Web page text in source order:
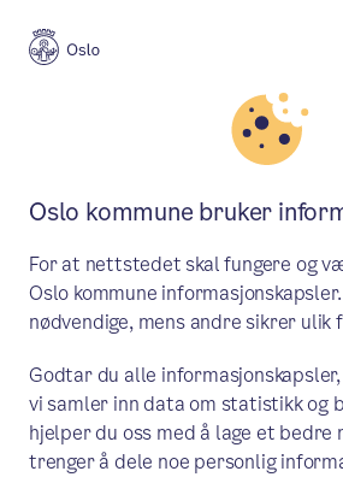
Byrådet avgir
Bekkelaget og øyene
Byrådet vil både ivareta
beboerne og områdets
kulturverdier.
Oslo kommune bruker
For at nettstedet skal fungere og
Oslo kommune
nødvendige, mens andre sikrer ulik
Godtar du alle
vi samler inn data om statistikk og
hjelper du oss med å lage et
trenger å dele noe personlig